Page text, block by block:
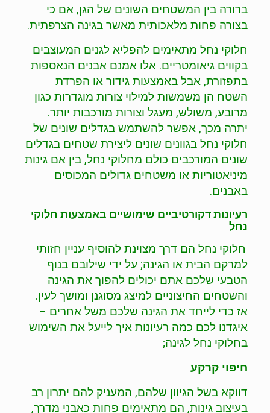
ברורה בין המשטחים השונים של הגן, אם כי
בצורה פחות מלאכותית מאשר בגינה הצרפתית.
חלוקי נחל מתאימים להפליא לגנים המעוצבים
בקווים גיאומטריים. אלו אמנם אבנים הנאספות
בתפזורת, אבל באמצעות גידור או הפרדת
השטח הן משמשות למילוי צורות מוגדרות כגון
מרובע, משולש, מעגל וצורות מורכבות יותר.
יתרה מכך, אפשר להשתמש בגדלים שונים של
חלוקי נחל בגוונים שונים ליצירת שטחים בגדלים
שונים המורכבים כולם מחלוקי נחל, בין אם גינות
מיניאטוריות או משטחים גדולים המכוסים
באבנים.
רעיונות דקורטיביים שימושיים באמצעות חלוקי
נחל
חלוקי נחל הם דרך מצוינת להוסיף עניין חזותי
למרקם הבית או הגינה; על ידי שילובם בנוף
הטבעי שלכם אתם יכולים להפוך את הגינה
והשטחים החיצוניים למיצג מסוגנן ומושך לעין.
אז כדי לייחד את הגינה שלכם משל אחרים –
איגדנו לכם כמה רעיונות איך לייעל את השימוש
בחלוקי נחל לגינה;
חיפוי קרקע
דווקא בשל הגיוון שלהם, המעניק להם יתרון רב
בעיצוב גינות, הם מתאימים פחות כאבני מדרך,